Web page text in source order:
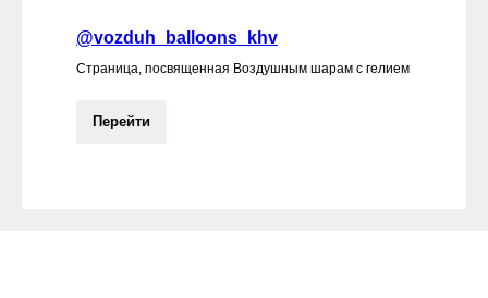
@vozduh_balloons_khv
Страница, посвященная Воздушным шарам с гелием
Перейти